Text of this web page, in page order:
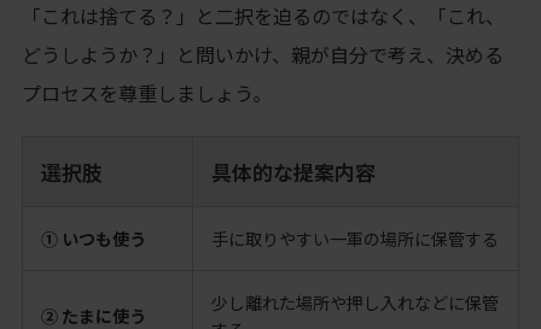
「これは捨てる？」と二択を迫るのではなく、「これ、
どうしようか？」と問いかけ、親が自分で考え、決める
プロセスを尊重しましょう。
選択肢 具体的な提案内容
① いつも使う 手に取りやすい一軍の場所に保管する
② たまに使う
少し離れた場所や押し入れなどに保管